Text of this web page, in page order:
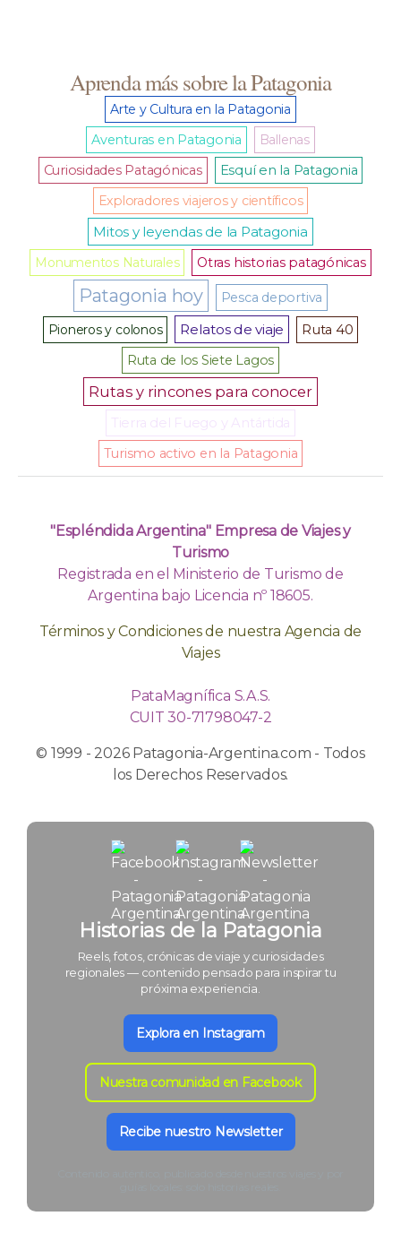
Aprenda más sobre la Patagonia
Arte y Cultura en la Patagonia
Aventuras en Patagonia
Ballenas
Curiosidades Patagónicas
Esquí en la Patagonia
Exploradores viajeros y científicos
Mitos y leyendas de la Patagonia
Monumentos Naturales Otras historias patagónicas
Patagonia hoy
Pesca deportiva
Pioneros y colonos
Relatos de viaje
Ruta 40
Ruta de los Siete Lagos
Rutas y rincones para conocer
Tierra del Fuego y Antártida
Turismo activo en la Patagonia
"Espléndida Argentina" Empresa de Viajes y
Turismo
Registrada en el Ministerio de Turismo de
Argentina bajo Licencia nº 18605.
Términos y Condiciones de nuestra Agencia de
Viajes
PataMagnífica S.A.S.
CUIT 30-71798047-2
© 1999 - 2026 Patagonia-Argentina.com - Todos
los Derechos Reservados.
Historias de la Patagonia
Reels, fotos, crónicas de viaje y curiosidades
regionales — contenido pensado para inspirar tu
próxima experiencia.
Explora en Instagram
Nuestra comunidad en Facebook
Recibe nuestro Newsletter